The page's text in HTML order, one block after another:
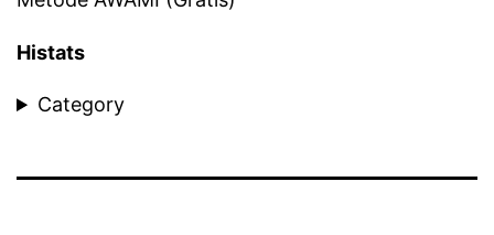
Histats
Category